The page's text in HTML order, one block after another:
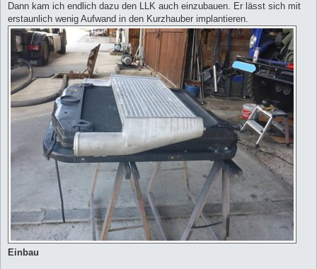
Dann kam ich endlich dazu den LLK auch einzubauen. Er lässt sich mit
erstaunlich wenig Aufwand in den Kurzhauber implantieren.
Einbau